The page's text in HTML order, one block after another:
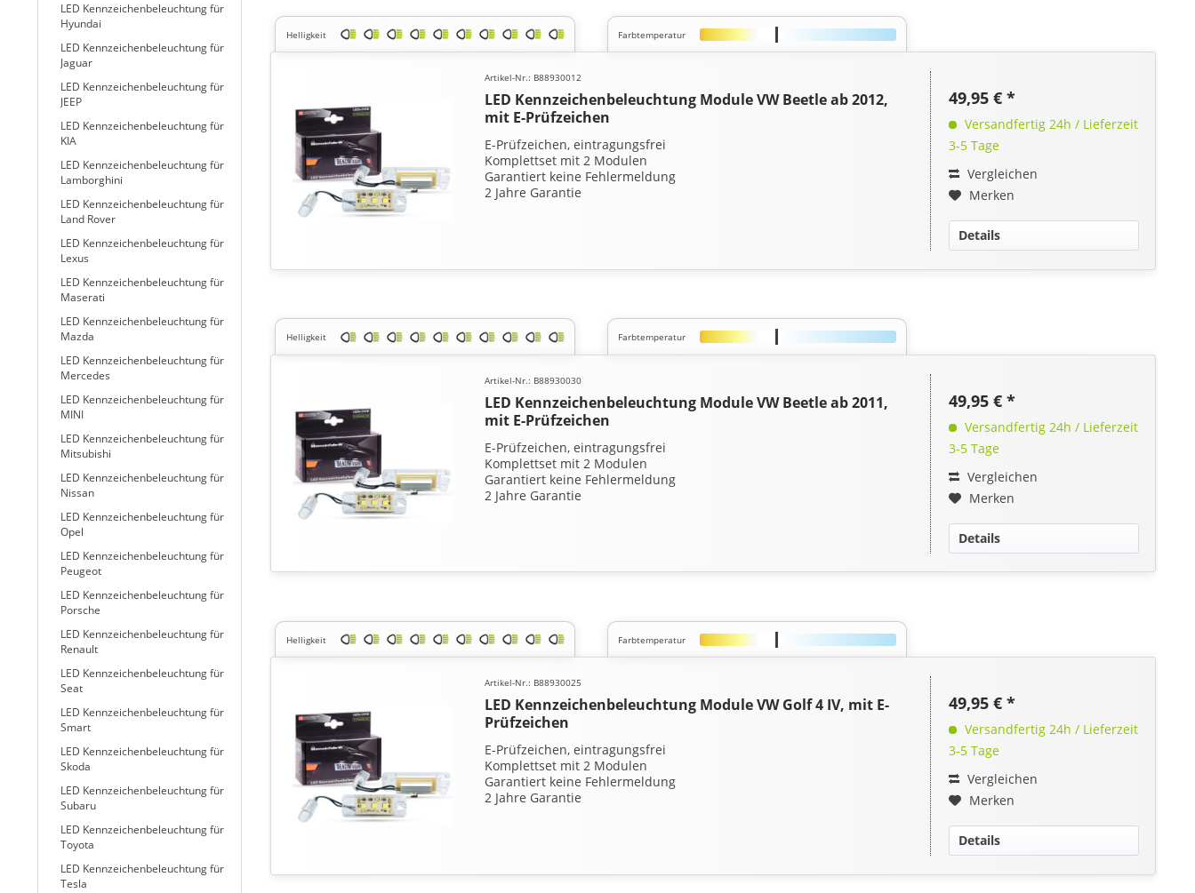
LED Kennzeichenbeleuchtung für
Hyundai
LED Kennzeichenbeleuchtung für
Jaguar
LED Kennzeichenbeleuchtung für
JEEP
LED Kennzeichenbeleuchtung für
KIA
LED Kennzeichenbeleuchtung für
Lamborghini
LED Kennzeichenbeleuchtung für
Land Rover
LED Kennzeichenbeleuchtung für
Lexus
LED Kennzeichenbeleuchtung für
Maserati
LED Kennzeichenbeleuchtung für
Mazda
LED Kennzeichenbeleuchtung für
Mercedes
LED Kennzeichenbeleuchtung für
MINI
LED Kennzeichenbeleuchtung für
Mitsubishi
LED Kennzeichenbeleuchtung für
Nissan
LED Kennzeichenbeleuchtung für
Opel
LED Kennzeichenbeleuchtung für
Peugeot
LED Kennzeichenbeleuchtung für
Porsche
LED Kennzeichenbeleuchtung für
Renault
LED Kennzeichenbeleuchtung für
Seat
LED Kennzeichenbeleuchtung für
Smart
LED Kennzeichenbeleuchtung für
Skoda
LED Kennzeichenbeleuchtung für
Subaru
LED Kennzeichenbeleuchtung für
Toyota
LED Kennzeichenbeleuchtung für
Tesla
Helligkeit Farbtemperatur
Artikel-Nr.: B88930012
LED Kennzeichenbeleuchtung Module VW Beetle ab 2012,
mit E-Prüfzeichen
E-Prüfzeichen, eintragungsfrei
Komplettset mit 2 Modulen
Garantiert keine Fehlermeldung
2 Jahre Garantie
49,95 € *
Versandfertig 24h / Lieferzeit
3-5 Tage
Vergleichen
Merken
Details
Helligkeit Farbtemperatur
Artikel-Nr.: B88930030
LED Kennzeichenbeleuchtung Module VW Beetle ab 2011,
mit E-Prüfzeichen
E-Prüfzeichen, eintragungsfrei
Komplettset mit 2 Modulen
Garantiert keine Fehlermeldung
2 Jahre Garantie
49,95 € *
Versandfertig 24h / Lieferzeit
3-5 Tage
Vergleichen
Merken
Details
Helligkeit Farbtemperatur
Artikel-Nr.: B88930025
LED Kennzeichenbeleuchtung Module VW Golf 4 IV, mit E-
Prüfzeichen
E-Prüfzeichen, eintragungsfrei
Komplettset mit 2 Modulen
Garantiert keine Fehlermeldung
2 Jahre Garantie
49,95 € *
Versandfertig 24h / Lieferzeit
3-5 Tage
Vergleichen
Merken
Details